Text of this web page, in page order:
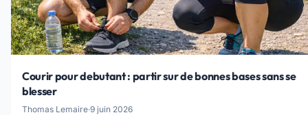
Courir pour debutant : partir sur de bonnes bases sans se
blesser
Thomas Lemaire·9 juin 2026